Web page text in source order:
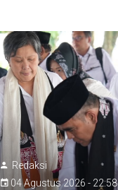
Redaksi
04 Agustus 2026 - 22:58